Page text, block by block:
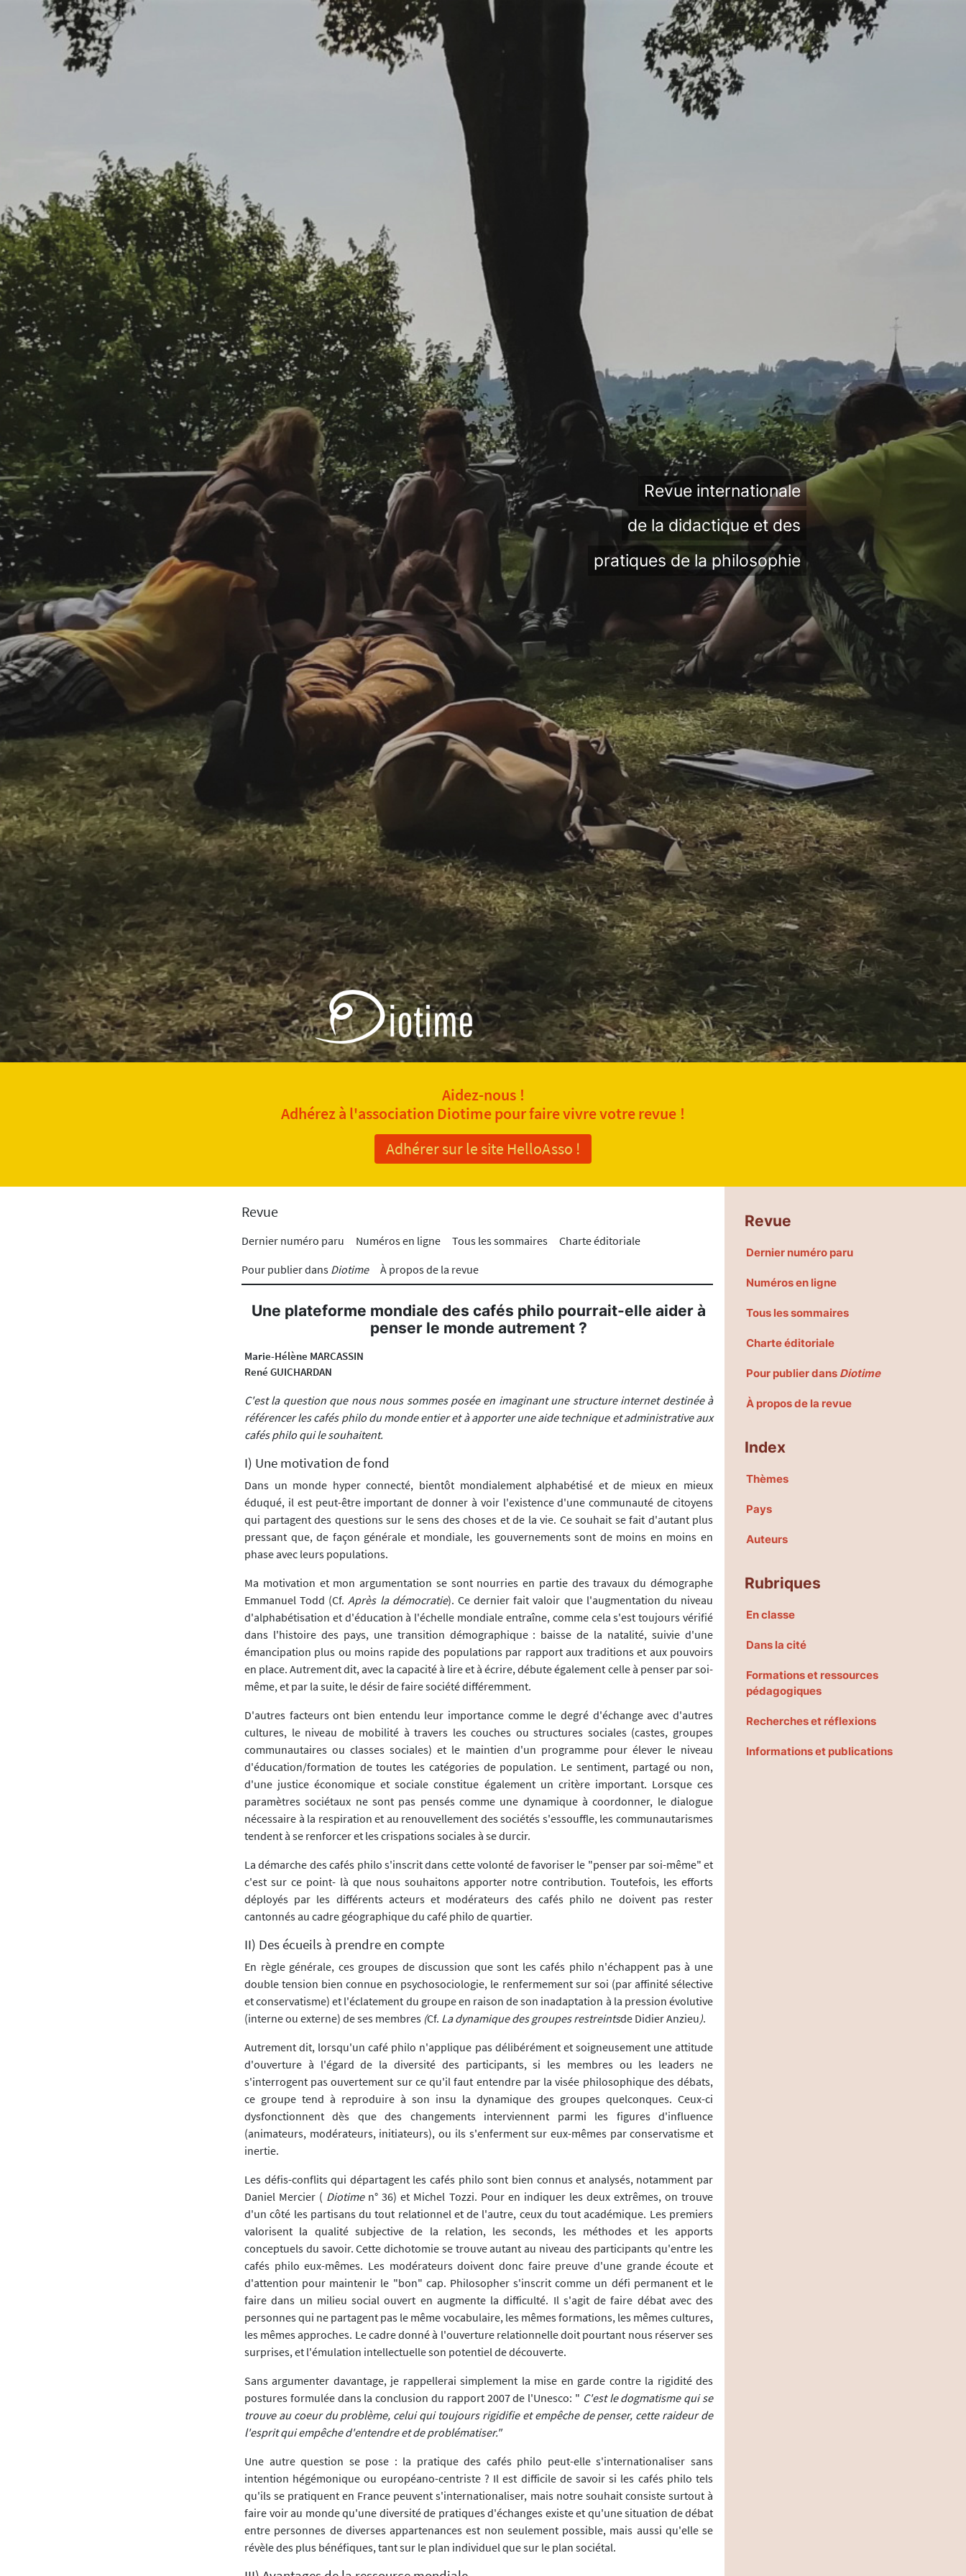
Revue internationale
de la didactique et des
pratiques de la philosophie
Aidez-nous !
Adhérez à l'association Diotime pour faire vivre votre revue !
Adhérer sur le site HelloAsso !
Revue
Dernier numéro paru Numéros en ligne Tous les sommaires
Charte éditoriale
Pour publier dans Diotime À propos de la revue
Une plateforme mondiale des cafés philo pourrait-elle aider à
penser le monde autrement ?
Marie-Hélène MARCASSIN
René GUICHARDAN
C'est la question que nous nous sommes posée en imaginant une structure internet destinée à
référencer les cafés philo du monde entier et à apporter une aide technique et administrative aux
cafés philo qui le souhaitent.
I) Une motivation de fond
Dans un monde hyper connecté, bientôt mondialement alphabétisé et de mieux en mieux
éduqué, il est peut-être important de donner à voir l'existence d'une communauté de citoyens
qui partagent des questions sur le sens des choses et de la vie. Ce souhait se fait d'autant plus
pressant que, de façon générale et mondiale, les gouvernements sont de moins en moins en
phase avec leurs populations.
Ma motivation et mon argumentation se sont nourries en partie des travaux du démographe
Emmanuel Todd (Cf. Après la démocratie). Ce dernier fait valoir que l'augmentation du niveau
d'alphabétisation et d'éducation à l'échelle mondiale entraîne, comme cela s'est toujours vérifié
dans l'histoire des pays, une transition démographique : baisse de la natalité, suivie d'une
émancipation plus ou moins rapide des populations par rapport aux traditions et aux pouvoirs
en place. Autrement dit, avec la capacité à lire et à écrire, débute également celle à penser par soi-
même, et par la suite, le désir de faire société différemment.
D'autres facteurs ont bien entendu leur importance comme le degré d'échange avec d'autres
cultures, le niveau de mobilité à travers les couches ou structures sociales (castes, groupes
communautaires ou classes sociales) et le maintien d'un programme pour élever le niveau
d'éducation/formation de toutes les catégories de population. Le sentiment, partagé ou non,
d'une justice économique et sociale constitue également un critère important. Lorsque ces
paramètres sociétaux ne sont pas pensés comme une dynamique à coordonner, le dialogue
nécessaire à la respiration et au renouvellement des sociétés s'essouffle, les communautarismes
tendent à se renforcer et les crispations sociales à se durcir.
La démarche des cafés philo s'inscrit dans cette volonté de favoriser le "penser par soi-même" et
c'est sur ce point- là que nous souhaitons apporter notre contribution. Toutefois, les efforts
déployés par les différents acteurs et modérateurs des cafés philo ne doivent pas rester
cantonnés au cadre géographique du café philo de quartier.
II) Des écueils à prendre en compte
En règle générale, ces groupes de discussion que sont les cafés philo n'échappent pas à une
double tension bien connue en psychosociologie, le renfermement sur soi (par affinité sélective
et conservatisme) et l'éclatement du groupe en raison de son inadaptation à la pression évolutive
(interne ou externe) de ses membres (Cf. La dynamique des groupes restreintsde Didier Anzieu).
Autrement dit, lorsqu'un café philo n'applique pas délibérément et soigneusement une attitude
d'ouverture à l'égard de la diversité des participants, si les membres ou les leaders ne
s'interrogent pas ouvertement sur ce qu'il faut entendre par la visée philosophique des débats,
ce groupe tend à reproduire à son insu la dynamique des groupes quelconques. Ceux-ci
dysfonctionnent dès que des changements interviennent parmi les figures d'influence
(animateurs, modérateurs, initiateurs), ou ils s'enferment sur eux-mêmes par conservatisme et
inertie.
Les défis-conflits qui départagent les cafés philo sont bien connus et analysés, notamment par
Daniel Mercier ( Diotime n° 36) et Michel Tozzi. Pour en indiquer les deux extrêmes, on trouve
d'un côté les partisans du tout relationnel et de l'autre, ceux du tout académique. Les premiers
valorisent la qualité subjective de la relation, les seconds, les méthodes et les apports
conceptuels du savoir. Cette dichotomie se trouve autant au niveau des participants qu'entre les
cafés philo eux-mêmes. Les modérateurs doivent donc faire preuve d'une grande écoute et
d'attention pour maintenir le "bon" cap. Philosopher s'inscrit comme un défi permanent et le
faire dans un milieu social ouvert en augmente la difficulté. Il s'agit de faire débat avec des
personnes qui ne partagent pas le même vocabulaire, les mêmes formations, les mêmes cultures,
les mêmes approches. Le cadre donné à l'ouverture relationnelle doit pourtant nous réserver ses
surprises, et l'émulation intellectuelle son potentiel de découverte.
Sans argumenter davantage, je rappellerai simplement la mise en garde contre la rigidité des
postures formulée dans la conclusion du rapport 2007 de l'Unesco: " C'est le dogmatisme qui se
trouve au coeur du problème, celui qui toujours rigidifie et empêche de penser, cette raideur de
l'esprit qui empêche d'entendre et de problématiser."
Une autre question se pose : la pratique des cafés philo peut-elle s'internationaliser sans
intention hégémonique ou européano-centriste ? Il est difficile de savoir si les cafés philo tels
qu'ils se pratiquent en France peuvent s'internationaliser, mais notre souhait consiste surtout à
faire voir au monde qu'une diversité de pratiques d'échanges existe et qu'une situation de débat
entre personnes de diverses appartenances est non seulement possible, mais aussi qu'elle se
révèle des plus bénéfiques, tant sur le plan individuel que sur le plan sociétal.
Revue
Dernier numéro paru
Numéros en ligne
Tous les sommaires
Charte éditoriale
Pour publier dans Diotime
À propos de la revue
Index
Thèmes
Pays
Auteurs
Rubriques
En classe
Dans la cité
Formations et ressources
pédagogiques
Recherches et réflexions
Informations et publications